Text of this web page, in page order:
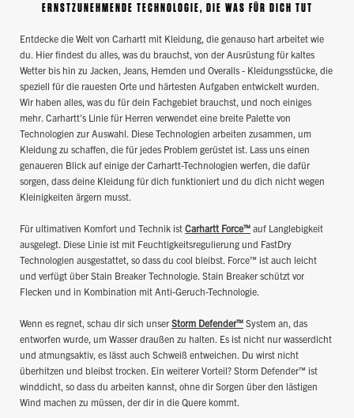
ERNSTZUNEHMENDE TECHNOLOGIE, DIE WAS FÜR DICH TUT
Entdecke die Welt von Carhartt mit Kleidung, die genauso hart arbeitet wie
du. Hier findest du alles, was du brauchst, von der Ausrüstung für kaltes
Wetter bis hin zu Jacken, Jeans, Hemden und Overalls - Kleidungsstücke, die
speziell für die rauesten Orte und härtesten Aufgaben entwickelt wurden.
Wir haben alles, was du für dein Fachgebiet brauchst, und noch einiges
mehr. Carhartt's Linie für Herren verwendet eine breite Palette von
Technologien zur Auswahl. Diese Technologien arbeiten zusammen, um
Kleidung zu schaffen, die für jedes Problem gerüstet ist. Lass uns einen
genaueren Blick auf einige der Carhartt-Technologien werfen, die dafür
sorgen, dass deine Kleidung für dich funktioniert und du dich nicht wegen
Kleinigkeiten ärgern musst.
Für ultimativen Komfort und Technik ist Carhartt Force™ auf Langlebigkeit
ausgelegt. Diese Linie ist mit Feuchtigkeitsregulierung und FastDry
Technologien ausgestattet, so dass du cool bleibst. Force™ ist auch leicht
und verfügt über Stain Breaker Technologie. Stain Breaker schützt vor
Flecken und in Kombination mit Anti-Geruch-Technologie.
Wenn es regnet, schau dir sich unser Storm Defender™ System an, das
entworfen wurde, um Wasser draußen zu halten. Es ist nicht nur wasserdicht
und atmungsaktiv, es lässt auch Schweiß entweichen. Du wirst nicht
überhitzen und bleibst trocken. Ein weiterer Vorteil? Storm Defender™ ist
winddicht, so dass du arbeiten kannst, ohne dir Sorgen über den lästigen
Wind machen zu müssen, der dir in die Quere kommt.